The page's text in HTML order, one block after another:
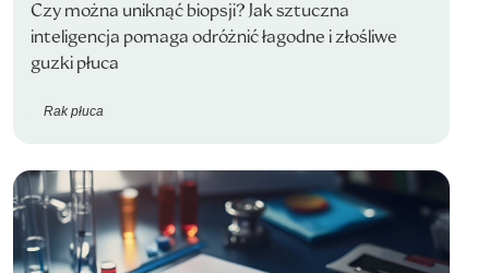
Czy można uniknąć biopsji? Jak sztuczna
inteligencja pomaga odróżnić łagodne i złośliwe
guzki płuca
Rak płuca